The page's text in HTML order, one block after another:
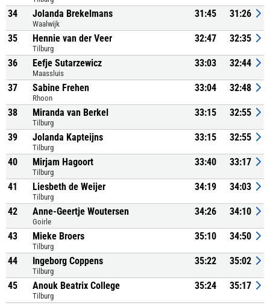
34 Jolanda Brekelmans
Waalwijk
31:45 31:26
35 Hennie van der Veer
Tilburg
32:47 32:35
36 Eefje Sutarzewicz
Maassluis
33:03 32:44
37 Sabine Frehen
Rhoon
33:04 32:48
38 Miranda van Berkel
Tilburg
33:15 32:55
39 Jolanda Kapteijns
Tilburg
33:15 32:55
40 Mirjam Hagoort
Tilburg
33:40 33:17
41 Liesbeth de Weijer
Tilburg
34:19 34:03
42 Anne-Geertje Woutersen
Goirle
34:26 34:10
43 Mieke Broers
Tilburg
35:10 34:50
44 Ingeborg Coppens
Tilburg
35:22 35:02
45 Anouk Beatrix College
Tilburg
35:24 35:17